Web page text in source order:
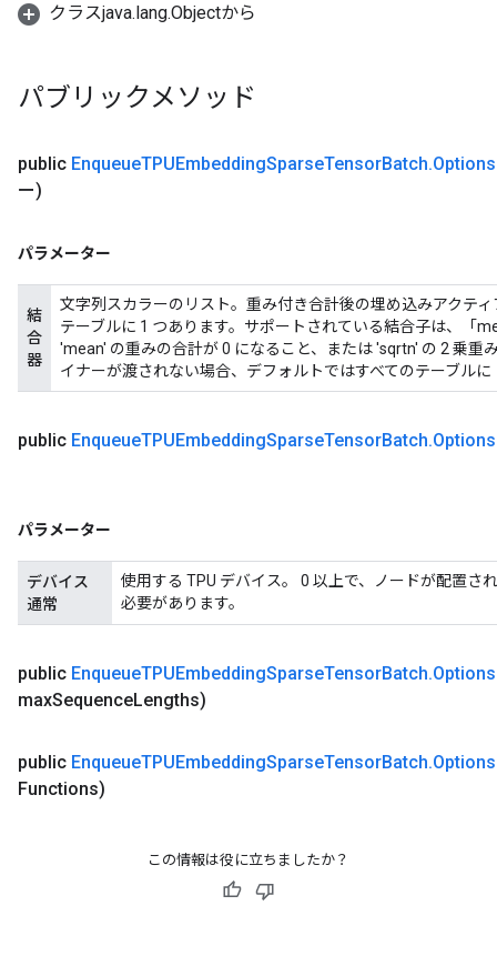
クラスjava.lang.Objectから
パブリックメソッド
public EnqueueTPUEmbeddingSparseTensorBatch.Options
ー)
パラメーター
結
合
器
文字列スカラーのリスト。重み付き合計後の埋め込みアクテ
テーブルに 1 つあります。サポートされている結合子は、「
'mean' の重みの合計が 0 になること、または 'sqrtn' の 2 乗重
イナーが渡されない場合、デフォルトではすべてのテーブル
public EnqueueTPUEmbeddingSparseTensorBatch.Options
パラメーター
デバイス
通常
使用する TPU デバイス。 0 以上で、ノードが配置さ
必要があります。
public EnqueueTPUEmbeddingSparseTensorBatch.Options
maxSequenceLengths)
public EnqueueTPUEmbeddingSparseTensorBatch.Options
Functions)
この情報は役に立ちましたか？